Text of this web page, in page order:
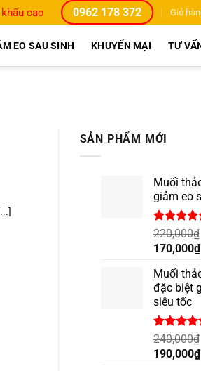
cao 0962 178 372 Giỏ
EO SAU SINH KHUYẾN MẠI TƯ
SẢN PHẨM MỚI
Muối
giảm eo
Được xếp
hạng5.00
5 sao
220,000₫
Giá
là:
220,000₫.
170,000₫
Muối
đặc biệt
siêu tốc
Được xếp
hạng5.00
5 sao
240,000₫
Giá
190,000₫